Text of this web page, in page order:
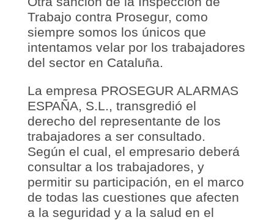
Trabajo contra Prosegur, como
siempre somos los únicos que
intentamos velar por los trabajadores
del sector en Cataluña.
La empresa PROSEGUR ALARMAS
ESPAÑA, S.L., transgredió el
derecho del representante de los
trabajadores a ser consultado.
Según el cual, el empresario deberá
consultar a los trabajadores, y
permitir su participación, en el marco
de todas las cuestiones que afecten
a la seguridad y a la salud en el